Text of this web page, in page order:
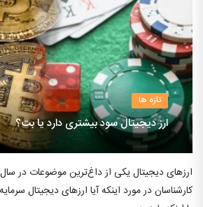
تازه ها
ارز دیجیتال سود بیشتری دارد یا بت؟
ارزهای دیجیتال یکی از داغ‌ترین موضوعات در
کارشناسان در مورد اینکه آیا ارزهای دیجیتال